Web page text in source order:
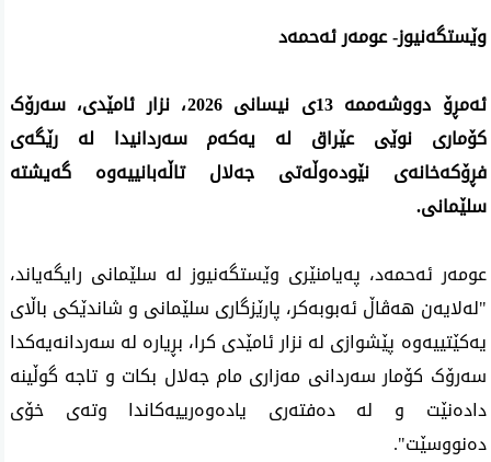
وێستگەنیوز- عومەر ئەحمەد
ئەمڕۆ دووشەممە 13ی نیسانی 2026، نزار ئامێدی، سەرۆک
کۆماری نوێی عێراق لە یەکەم سەردانیدا لە رێگەی
فڕۆکەخانەی نێودەوڵەتی جەلال تاڵەبانییەوە گەیشتە
سلێمانی.
عومەر ئەحمەد، پەیامنێری وێستگەنیوز لە سلێمانی رایگەیاند،
"لەلایەن هەڤاڵ ئەبوبەکر، پارێزگاری سلێمانی و شاندێکی باڵای
یەکێتییەوە پێشوازی لە نزار ئامێدی کرا، بڕیارە لە سەردانەیەکدا
سەرۆک کۆمار سەردانی مەزاری مام جەلال بکات و تاجە گوڵینە
دادەنێت و لە دەفتەری یادەوەرییەکاندا وتەی خۆی
دەنووسێت".